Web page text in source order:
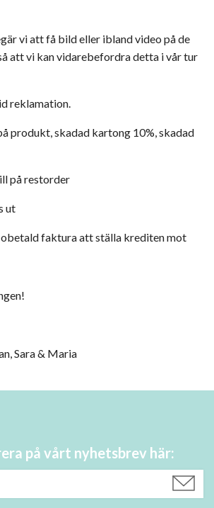
vi att få bild eller ibland video på de
att vi kan vidarebefordra detta i vår tur
reklamation.
produkt, skadad kartong 10%, skadad
på restorder
ut
obetald faktura att ställa krediten mot
Sara & Maria
på vårt nyhetsbrev här: